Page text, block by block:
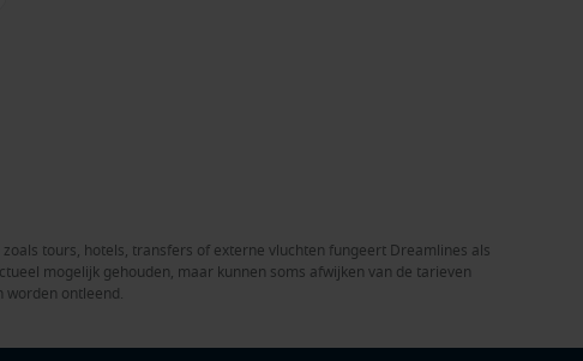
tours, hotels, transfers of externe vluchten fungeert Dreamlines als
mogelijk gehouden, maar kunnen soms afwijken van de tarieven
worden ontleend.